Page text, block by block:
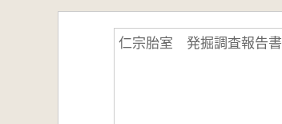
仁宗胎室 発掘調査報告書